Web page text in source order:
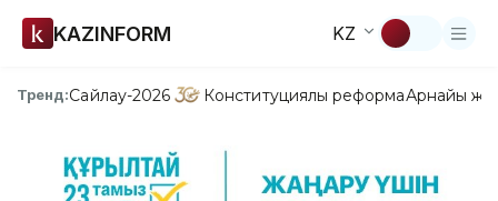
KAZINFORM KZ
Тренд:Сайлау-2026 Конституциялық реформаАрнайы